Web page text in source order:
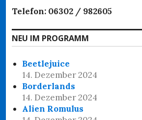
Telefon: 06302 / 982605
NEU IM PROGRAMM
Beetlejuice
14. Dezember 2024
Borderlands
14. Dezember 2024
Alien Romulus